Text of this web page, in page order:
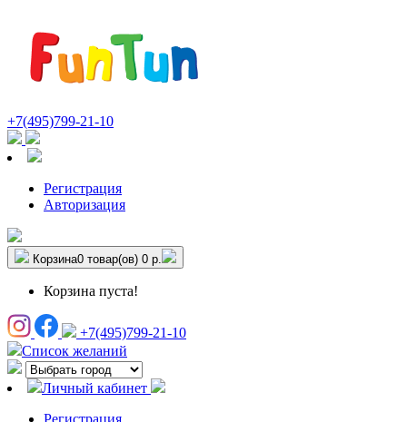
+7(495)799-21-10
Регистрация
Авторизация
Корзина0 товар(ов) 0 р.
Корзина пуста!
+7(495)799-21-10
Список желаний
Личный кабинет
Регистрация